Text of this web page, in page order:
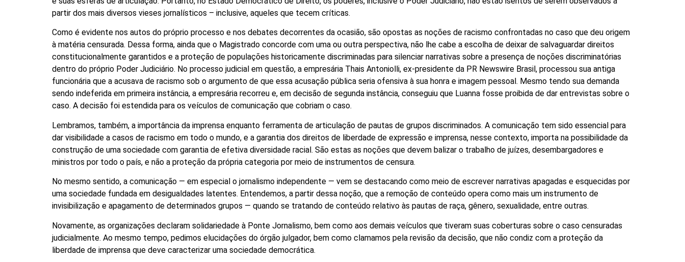
partir dos mais diversos vieses jornalísticos – inclusive, aqueles que tecem críticas.
Como é evidente nos autos do próprio processo e nos debates decorrentes da ocasião, são opostas as noções de racismo confrontadas no caso que deu origem
à matéria censurada. Dessa forma, ainda que o Magistrado concorde com uma ou outra perspectiva, não lhe cabe a escolha de deixar de salvaguardar direitos
constitucionalmente garantidos e a proteção de populações historicamente discriminadas para silenciar narrativas sobre a presença de noções discriminatórias
dentro do próprio Poder Judiciário. No processo judicial em questão, a empresária Thais Antoniolli, ex-presidente da PR Newswire Brasil, processou sua antiga
funcionária que a acusava de racismo sob o argumento de que essa acusação pública seria ofensiva à sua honra e imagem pessoal. Mesmo tendo sua demanda
sendo indeferida em primeira instância, a empresária recorreu e, em decisão de segunda instância, conseguiu que Luanna fosse proibida de dar entrevistas sobre o
caso. A decisão foi estendida para os veículos de comunicação que cobriam o caso.
Lembramos, também, a importância da imprensa enquanto ferramenta de articulação de pautas de grupos discriminados. A comunicação tem sido essencial para
dar visibilidade a casos de racismo em todo o mundo, e a garantia dos direitos de liberdade de expressão e imprensa, nesse contexto, importa na possibilidade da
construção de uma sociedade com garantia de efetiva diversidade racial. São estas as noções que devem balizar o trabalho de juízes, desembargadores e
ministros por todo o país, e não a proteção da própria categoria por meio de instrumentos de censura.
No mesmo sentido, a comunicação — em especial o jornalismo independente — vem se destacando como meio de escrever narrativas apagadas e esquecidas por
uma sociedade fundada em desigualdades latentes. Entendemos, a partir dessa noção, que a remoção de conteúdo opera como mais um instrumento de
invisibilização e apagamento de determinados grupos — quando se tratando de conteúdo relativo às pautas de raça, gênero, sexualidade, entre outras.
Novamente, as organizações declaram solidariedade à Ponte Jornalismo, bem como aos demais veículos que tiveram suas coberturas sobre o caso censuradas
judicialmente. Ao mesmo tempo, pedimos elucidações do órgão julgador, bem como clamamos pela revisão da decisão, que não condiz com a proteção da
liberdade de imprensa que deve caracterizar uma sociedade democrática.